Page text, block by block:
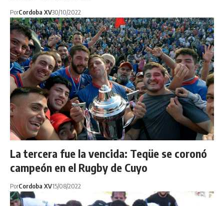
PorCordoba XV30/10/2022
La tercera fue la vencida: Teqüe se coronó
campeón en el Rugby de Cuyo
PorCordoba XV15/08/2022